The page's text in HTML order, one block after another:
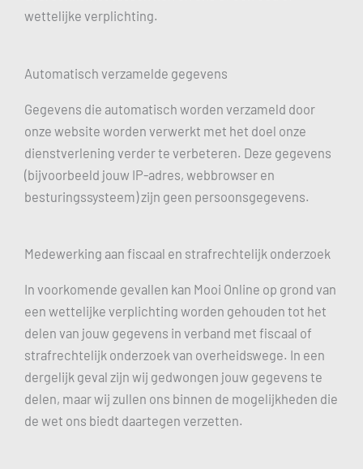
wettelijke verplichting.
Automatisch verzamelde gegevens
Gegevens die automatisch worden verzameld door
onze website worden verwerkt met het doel onze
dienstverlening verder te verbeteren. Deze gegevens
(bijvoorbeeld jouw IP-adres, webbrowser en
besturingssysteem) zijn geen persoonsgegevens.
Medewerking aan fiscaal en strafrechtelijk onderzoek
In voorkomende gevallen kan Mooi Online op grond van
een wettelijke verplichting worden gehouden tot het
delen van jouw gegevens in verband met fiscaal of
strafrechtelijk onderzoek van overheidswege. In een
dergelijk geval zijn wij gedwongen jouw gegevens te
delen, maar wij zullen ons binnen de mogelijkheden die
de wet ons biedt daartegen verzetten.